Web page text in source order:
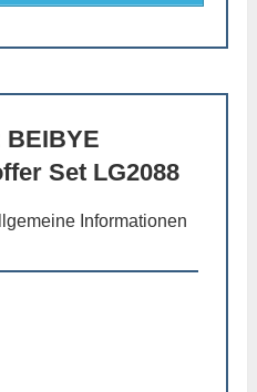
BEIBYE
Set LG2088
Informationen